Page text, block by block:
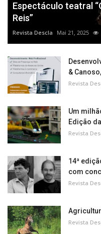
Espectáculo teatral
Reis”
Revista Descla Mai 21, 2025
&
Revista
Um
Edição
Revista
14ª
com
Revista
Revista